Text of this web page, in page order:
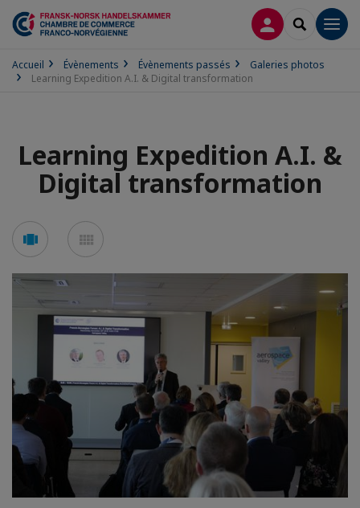
CONNEXION
Accueil Évènements Évènements passés
Galeries photos
Learning Expedition A.I. & Digital transformation
Learning Expedition A.I. &
Digital transformation
Voir
en
carousel
en
mosaïque